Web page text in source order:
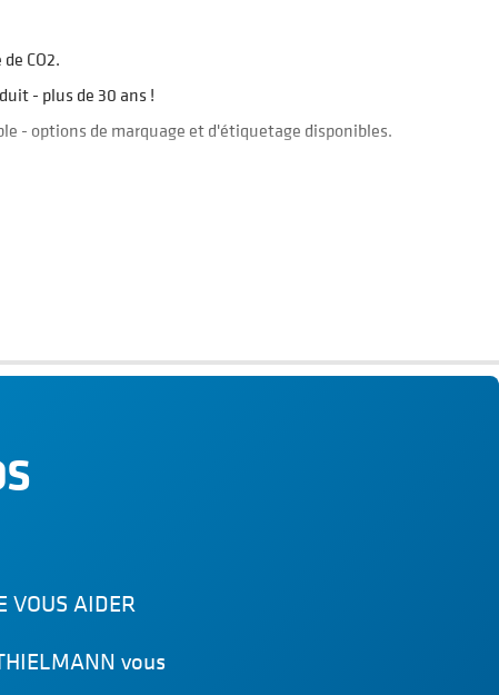
CO2.
- plus de 30 ans !
- options de marquage et d'étiquetage disponibles.
VOUS AIDER
vous